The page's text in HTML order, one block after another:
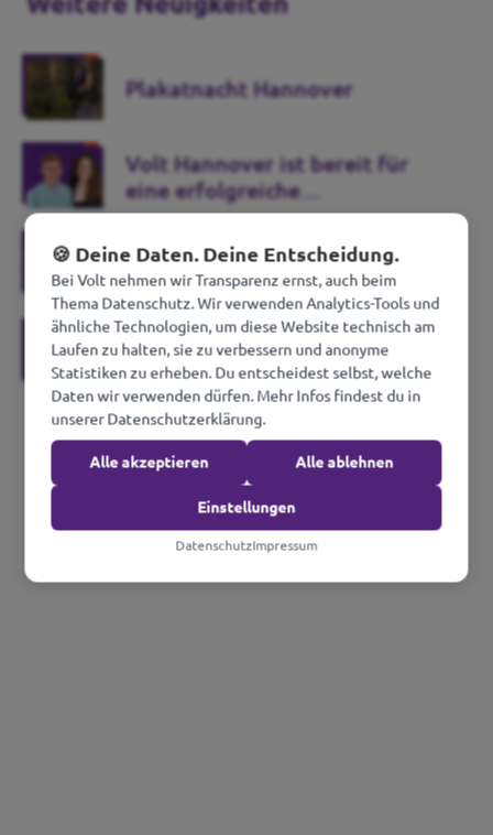
Plakatnacht Hannover
Volt Hannover ist bereit für
eine erfolgreiche
Kommunalwahl
Volt Hannover stellt
Kommunalwahlprogramm vor
Volt Hannover stellt Weichen
für eine erfolgreiche
Kommunalwahl in Ricklingen
Weitere Neuigkeiten
🍪 Deine Daten. Deine Entscheidung.
Bei Volt nehmen wir Transparenz ernst, auch beim
Thema Datenschutz. Wir verwenden Analytics-Tools und
ähnliche Technologien, um diese Website technisch am
Laufen zu halten, sie zu verbessern und anonyme
Statistiken zu erheben. Du entscheidest selbst, welche
Daten wir verwenden dürfen. Mehr Infos findest du in
unserer Datenschutzerklärung.
Alle akzeptieren Alle ablehnen
Einstellungen
DatenschutzImpressum